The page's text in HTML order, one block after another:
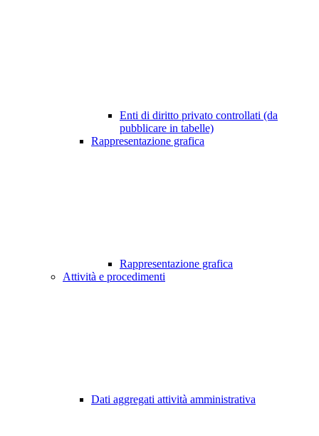
Enti di diritto privato controllati (da
pubblicare in tabelle)
Rappresentazione grafica
Rappresentazione grafica
Attività e procedimenti
Dati aggregati attività amministrativa